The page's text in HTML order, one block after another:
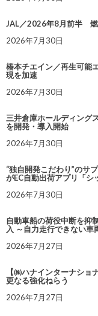
JAL／2026年8月前半 燃
2026年7月30日
椿本チエイン／再生可能
現を加速
2026年7月30日
三井倉庫ホールディング
を開発・導入開始
2026年7月30日
“独自開発こだわり”のサ
がEC自動出荷アプリ「シ
2026年7月30日
自動車船の荷役中断を抑
入 ～自力走行できない車
2026年7月27日
【㈱ハナインターナシ
更なる強化ねらう
2026年7月27日